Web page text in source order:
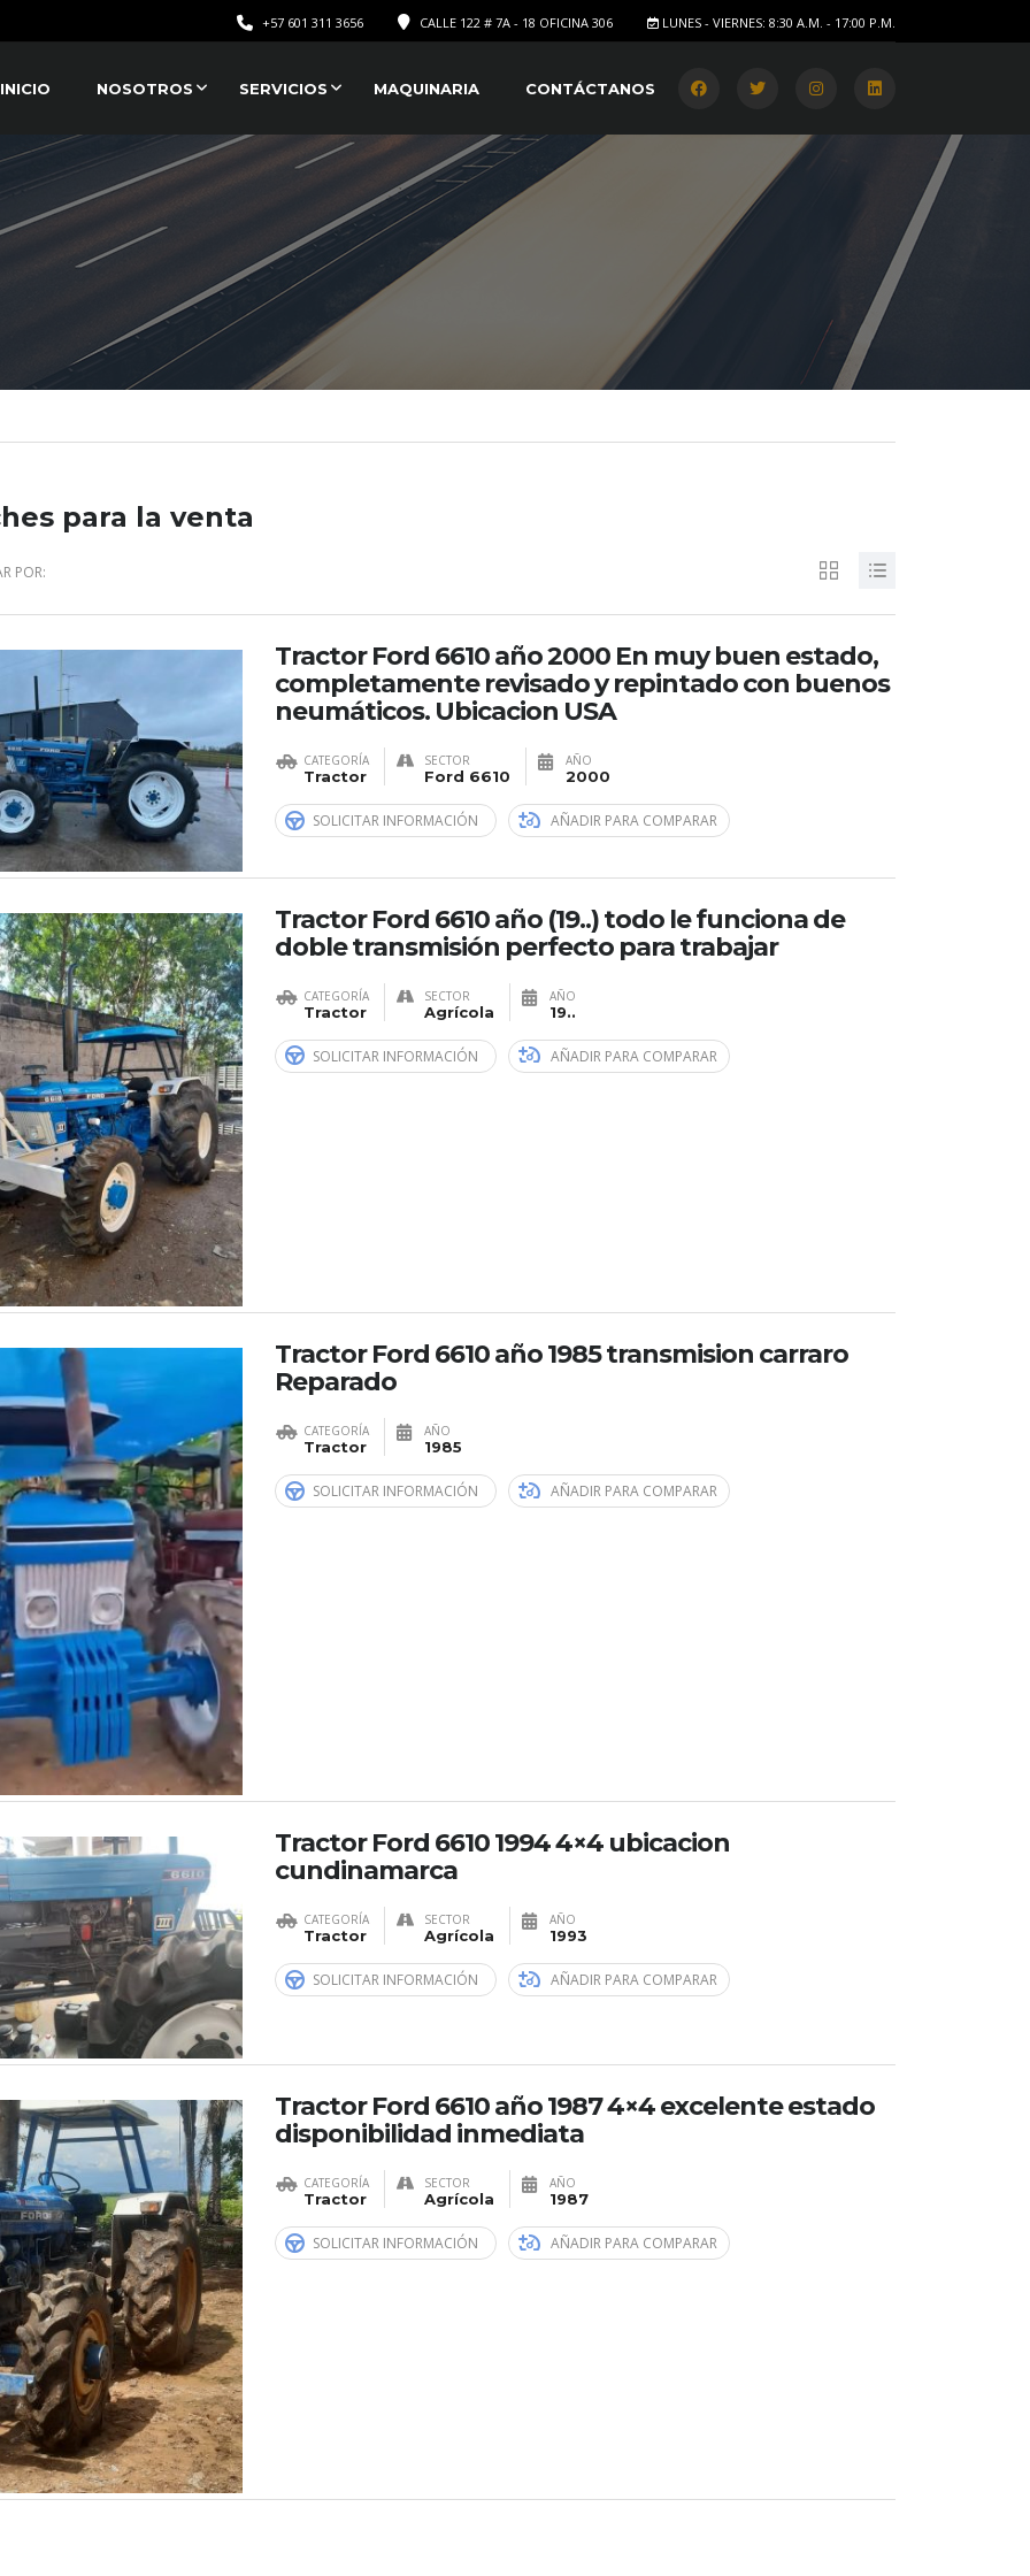
LUNES - VIERNES: 8:30 A.M. - 17:00 P.M.
CALLE 122 # 7A - 18 OFICINA 306
+57 601 311 3656
INICIO NOSOTROS SERVICIOS MAQUINARIA CONTÁCTANOS
para la venta
POR:
Tractor Ford 6610 año 2000 En muy buen estado,
completamente revisado y repintado con buenos
neumáticos. Ubicacion USA
CATEGORÍA
Tractor
SECTOR
Ford 6610
AÑO
2000
SOLICITAR INFORMACIÓN AÑADIR PARA COMPARAR
Tractor Ford 6610 año (19..) todo le funciona de
doble transmisión perfecto para trabajar
CATEGORÍA
Tractor
SECTOR
Agrícola
AÑO
19..
SOLICITAR INFORMACIÓN AÑADIR PARA COMPARAR
Tractor Ford 6610 año 1985 transmision carraro
Reparado
CATEGORÍA
Tractor
AÑO
1985
SOLICITAR INFORMACIÓN AÑADIR PARA COMPARAR
Tractor Ford 6610 1994 4×4 ubicacion
cundinamarca
CATEGORÍA
Tractor
SECTOR
Agrícola
AÑO
1993
SOLICITAR INFORMACIÓN AÑADIR PARA COMPARAR
Tractor Ford 6610 año 1987 4×4 excelente estado
disponibilidad inmediata
CATEGORÍA
Tractor
SECTOR
Agrícola
AÑO
1987
SOLICITAR INFORMACIÓN AÑADIR PARA COMPARAR